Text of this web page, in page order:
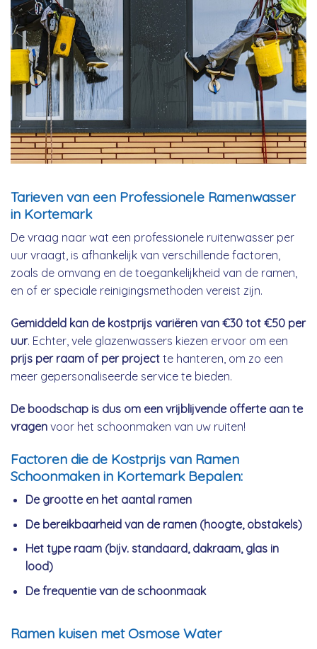
Tarieven van een Professionele Ramenwasser
in Kortemark
De vraag naar wat een professionele ruitenwasser per
uur vraagt, is afhankelijk van verschillende factoren,
zoals de omvang en de toegankelijkheid van de ramen,
en of er speciale reinigingsmethoden vereist zijn.
Gemiddeld kan de kostprijs variëren van €30 tot €50 per
uur. Echter, vele glazenwassers kiezen ervoor om een
prijs per raam of per project te hanteren, om zo een
meer gepersonaliseerde service te bieden.
De boodschap is dus om een vrijblijvende offerte aan te
vragen voor het schoonmaken van uw ruiten!
Factoren die de Kostprijs van Ramen
Schoonmaken in Kortemark Bepalen:
De grootte en het aantal ramen
De bereikbaarheid van de ramen (hoogte, obstakels)
Het type raam (bijv. standaard, dakraam, glas in
lood)
De frequentie van de schoonmaak
Ramen kuisen met Osmose Water